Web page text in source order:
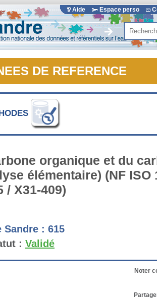
Aide Espace perso
Rechercher
DE REFERENCE
organique et du
élémentaire) (NF ISO
/ X31-409)
Sandre : 615
: Validé
Noter